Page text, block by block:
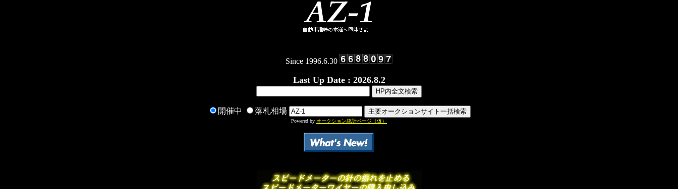
Since 1996.6.30
Last Up Date : 2026.8.2
開催中 落札相場
Powered by オークション統計ページ（仮）